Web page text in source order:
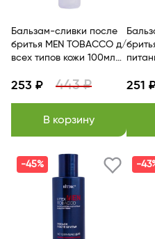
Бальзам-сливки после
бритья MEN TOBACCO д/
всех типов кожи 100мл
253 ₽ 443 ₽
В корзину
251
-45% -